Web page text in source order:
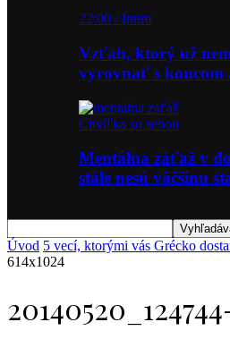
22:00 / Intim
Vzťah, ktorý už
vyrovnať s
Chvíľka so sebou
Mentálna záťaž v
stále nesú väčšinu
Úvod 5 vecí, ktorými vás Grécko
614x1024